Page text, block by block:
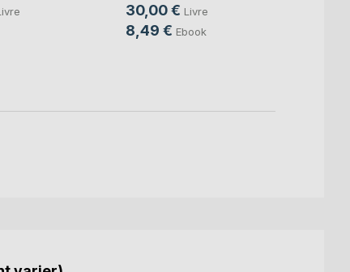
30,00 € Livre
8,49 € Ebook